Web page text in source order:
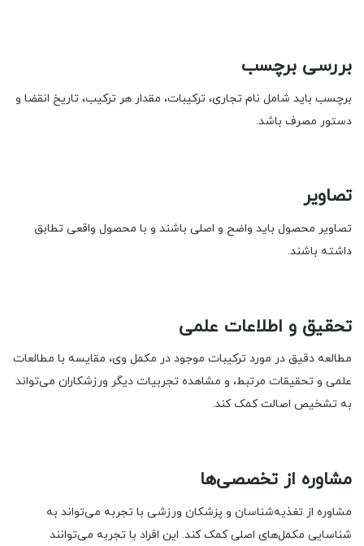
بررسی برچسب
برچسب باید شامل نام تجاری، ترکیبات، مقدار هر ترکیب، تاریخ انقضا و
دستور مصرف باشد.
تصاویر
تصاویر محصول باید واضح و اصلی باشند و با محصول واقعی تطابق
داشته باشند.
تحقیق و اطلاعات علمی
مطالعه دقیق در مورد ترکیبات موجود در مکمل وی، مقایسه با مطالعات
علمی و تحقیقات مرتبط، و مشاهده تجربیات دیگر ورزشکاران می‌تواند
به تشخیص اصالت کمک کند.
مشاوره از تخصصی‌ها
مشاوره از تغذیه‌شناسان و پزشکان ورزشی با تجربه می‌تواند به
شناسایی مکمل‌های اصلی کمک کند. این افراد با تجربه می‌توانند